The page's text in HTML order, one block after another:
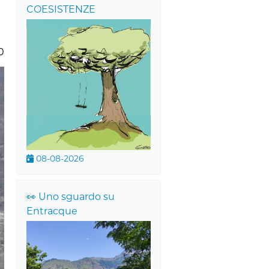
COESISTENZE
08-08-2026
👀 Uno sguardo su
Entracque